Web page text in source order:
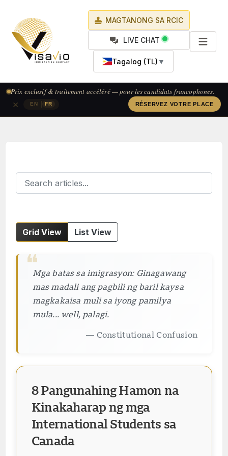
MAGTANONG SA RCIC
LIVE CHAT
Tagalog (TL) ▼
EN FR
Prix exclusif & traitement accéléré — pour les candidats francophones.
RÉSERVEZ VOTRE PLACE
×
Grid View List View
❝Mga batas sa imigrasyon: Ginagawang
mas madali ang pagbili ng baril kaysa
magkakaisa muli sa iyong pamilya
mula... well, palagi.
— Constitutional Confusion
8 Pangunahing Hamon na
Kinakaharap ng mga
International Students sa
Canada